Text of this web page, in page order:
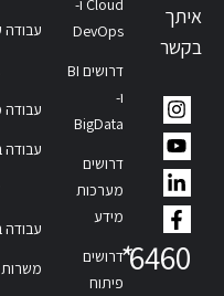
איתך
בקשר
6460
*
Cloud ו-
DevOps
דרושים BI
ו-
BigData
דרושים
מערכות
מידע
דרושים
פיתוח
עבודה
משרות